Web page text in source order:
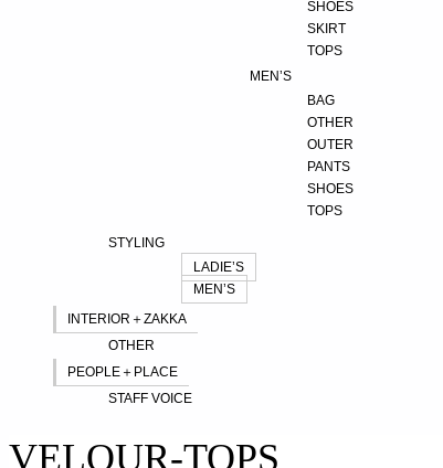
SHOES
SKIRT
TOPS
MEN’S
BAG
OTHER
OUTER
PANTS
SHOES
TOPS
STYLING
LADIE’S
MEN’S
INTERIOR＋ZAKKA
OTHER
PEOPLE＋PLACE
STAFF VOICE
VELOUR-TOPS